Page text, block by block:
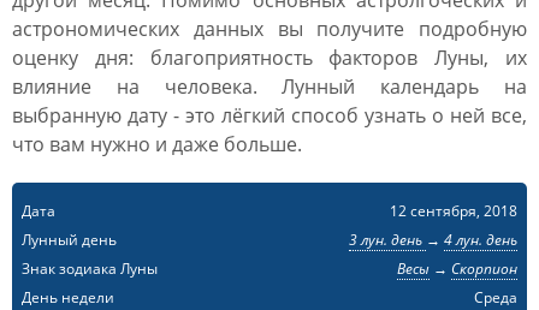
астрономических данных вы получите подробную
оценку дня: благоприятность факторов Луны, их
влияние на человека. Лунный календарь на
выбранную дату - это лёгкий способ узнать о ней все,
что вам нужно и даже больше.
Дата
12 сентября, 2018
Лунный день
3 лун. день → 4 лун. день
Знак зодиака Луны
Весы→ Скорпион
День недели
Среда